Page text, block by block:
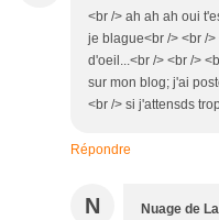
<br /> ah ah ah oui
je blague<br /> <br /
d'oeil...<br /> <br />
sur mon blog; j'ai
<br /> si j'attensds
Répondre
N Nuage de